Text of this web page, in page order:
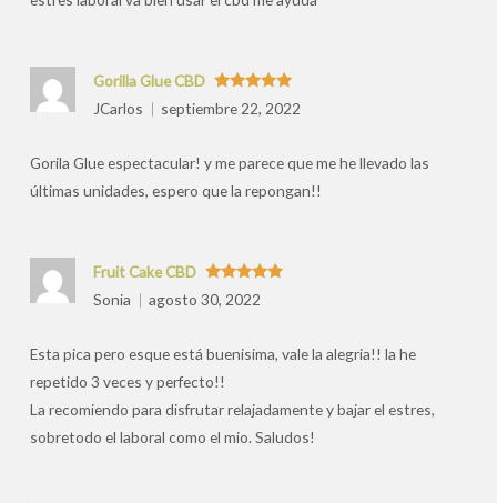
Valorado
con5de 5
Gorilla Glue CBD
JCarlos
septiembre 22, 2022
Gorila Glue espectacular! y me parece que me he llevado las
últimas unidades, espero que la repongan!!
Valorado
con5de 5
Fruit Cake CBD
Sonia
agosto 30, 2022
Esta pica pero esque está buenisima, vale la alegria!! la he
repetido 3 veces y perfecto!!
La recomiendo para disfrutar relajadamente y bajar el estres,
sobretodo el laboral como el mio. Saludos!